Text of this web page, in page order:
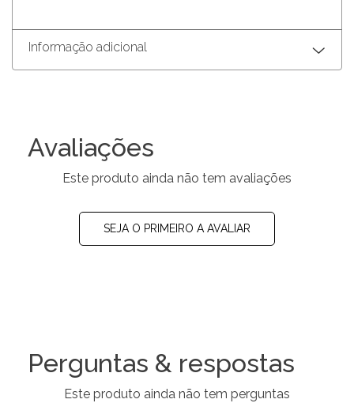
Informação adicional
Avaliações
Este produto ainda não tem avaliações
SEJA O PRIMEIRO A AVALIAR
Perguntas & respostas
Este produto ainda não tem perguntas